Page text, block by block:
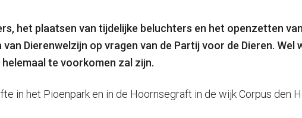
het plaatsen van tijdelijke beluchters en het openzetten
Dierenwelzijn op vragen van de Partij voor de Dieren. Wel
te voorkomen zal zijn.
in het Pioenpark en in de Hoornsegraft in de wijk Corpus den